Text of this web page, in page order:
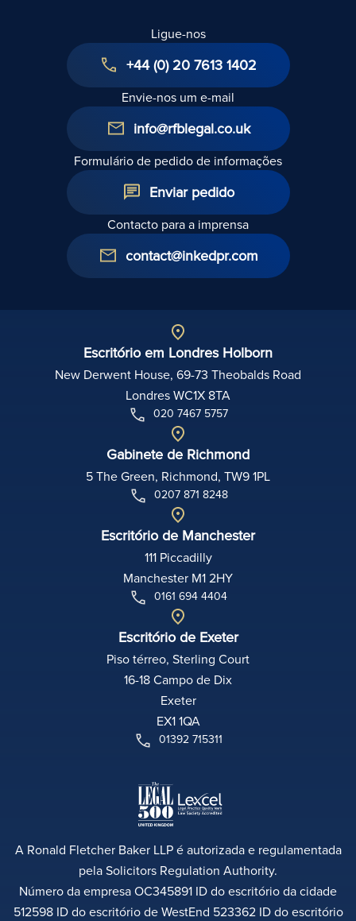
Ligue-nos
+44 (0) 20 7613 1402
Envie-nos um e-mail
info@rfblegal.co.uk
Formulário de pedido de informações
Enviar pedido
Contacto para a imprensa
contact@inkedpr.com
Escritório em Londres Holborn
New Derwent House, 69-73 Theobalds Road
Londres WC1X 8TA
020 7467 5757
Gabinete de Richmond
5 The Green, Richmond, TW9 1PL
0207 871 8248
Escritório de Manchester
111 Piccadilly
Manchester M1 2HY
0161 694 4404
Escritório de Exeter
Piso térreo, Sterling Court
16-18 Campo de Dix
Exeter
EX1 1QA
01392 715311
A Ronald Fletcher Baker LLP é autorizada e regulamentada
pela Solicitors Regulation Authority.
Número da empresa OC345891 ID do escritório da cidade
512598 ID do escritório de WestEnd 523362 ID do escritório